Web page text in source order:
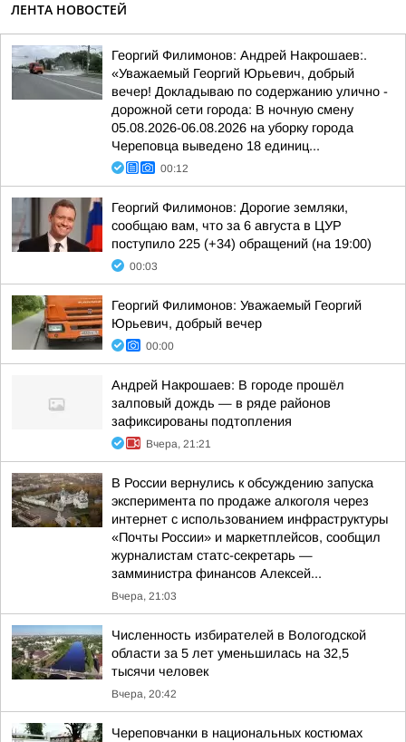
ЛЕНТА НОВОСТЕЙ
Георгий Филимонов: Андрей Накрошаев:.
«Уважаемый Георгий Юрьевич, добрый
вечер! Докладываю по содержанию улично -
дорожной сети города: В ночную смену
05.08.2026-06.08.2026 на уборку города
Череповца выведено 18 единиц...
00:12
Георгий Филимонов: Дорогие земляки,
сообщаю вам, что за 6 августа в ЦУР
поступило 225 (+34) обращений (на 19:00)
00:03
Георгий Филимонов: Уважаемый Георгий
Юрьевич, добрый вечер
00:00
Андрей Накрошаев: В городе прошёл
залповый дождь — в ряде районов
зафиксированы подтопления
Вчера, 21:21
В России вернулись к обсуждению запуска
эксперимента по продаже алкоголя через
интернет с использованием инфраструктуры
«Почты России» и маркетплейсов, сообщил
журналистам статс-секретарь —
замминистра финансов Алексей...
Вчера, 21:03
Численность избирателей в Вологодской
области за 5 лет уменьшилась на 32,5
тысячи человек
Вчера, 20:42
Череповчанки в национальных костюмах